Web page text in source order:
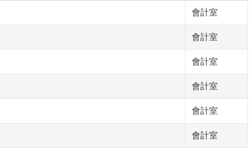
會計室
會計室
會計室
會計室
會計室
會計室